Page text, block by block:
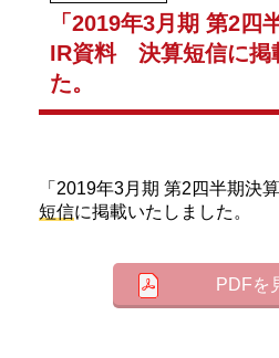
「2019年3月期 第2四
IR資料 決算短信に掲
た。
「2019年3月期 第2四半期決
短信に掲載いたしました。
PDFを